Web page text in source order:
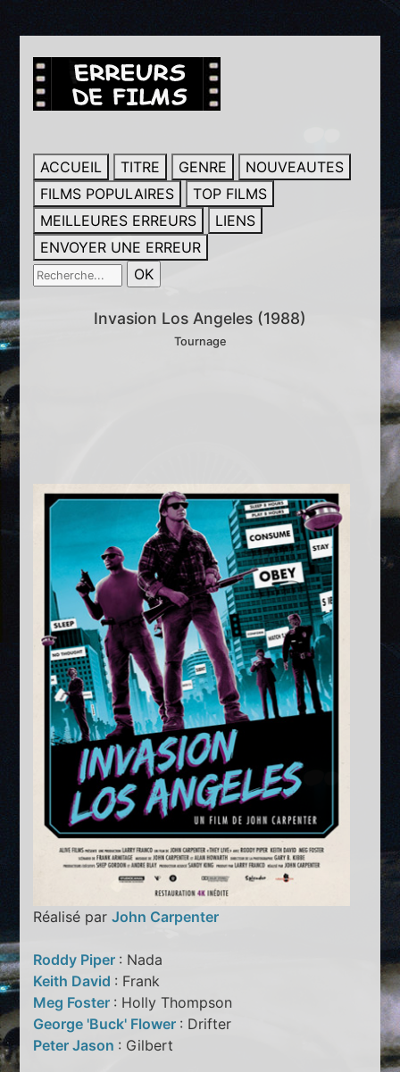
ACCUEIL TITRE GENRE
NOUVEAUTES
FILMS POPULAIRES
TOP FILMS
MEILLEURES ERREURS
LIENS
ENVOYER UNE ERREUR
Invasion Los Angeles (1988)
Tournage
Réalisé parJohn Carpenter
Roddy Piper : Nada
Keith David : Frank
Meg Foster : Holly Thompson
George 'Buck' Flower : Drifter
Peter Jason : Gilbert